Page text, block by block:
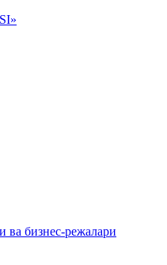
ва бизнес-режалари